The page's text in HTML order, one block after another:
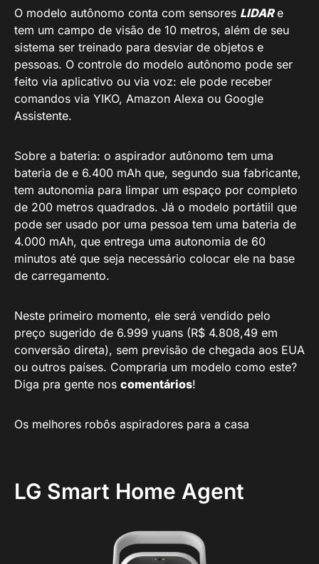
O modelo autônomo conta com sensores LIDARe
tem um campo de visão de 10 metros, além de seu
sistema ser treinado para desviar de objetos e
pessoas. O controle do modelo autônomo pode ser
feito via aplicativo ou via voz: ele pode receber
comandos via YIKO, Amazon Alexa ou Google
Assistente.
Sobre a bateria: o aspirador autônomo tem uma
bateria de e 6.400 mAh que, segundo sua fabricante,
tem autonomia para limpar um espaço por completo
de 200 metros quadrados. Já o modelo portátiil que
pode ser usado por uma pessoa tem uma bateria de
4.000 mAh, que entrega uma autonomia de 60
minutos até que seja necessário colocar ele na base
de carregamento.
Neste primeiro momento, ele será vendido pelo
preço sugerido de 6.999 yuans (R$ 4.808,49 em
conversão direta), sem previsão de chegada aos EUA
ou outros países. Compraria um modelo como este?
Diga pra gente nos comentários!
Os melhores robôs aspiradores para a casa
LG Smart Home Agent